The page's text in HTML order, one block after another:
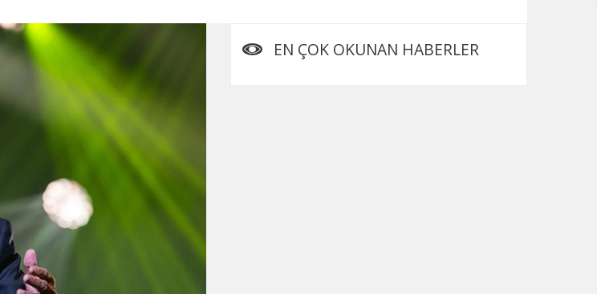
EN ÇOK OKUNAN HABERLER